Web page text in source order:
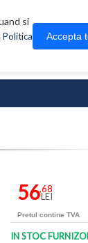
si
Politica
Accepta
56,68
LEI
Pretul contine TVA
IN STOC